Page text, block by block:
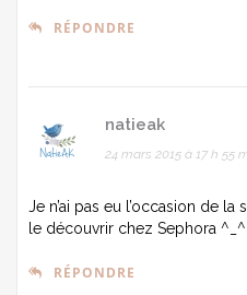
RÉPONDRE
natieak
24 mars 2015 à 17 h 55
Je n’ai pas eu l’occasion de la
le découvrir chez Sephora ^_^
RÉPONDRE